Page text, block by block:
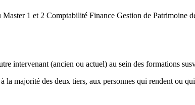
1 et 2 Comptabilité Finance Gestion de Patrimoine
intervenant (ancien ou actuel) au sein des formations
la majorité des deux tiers, aux personnes qui rendent ou